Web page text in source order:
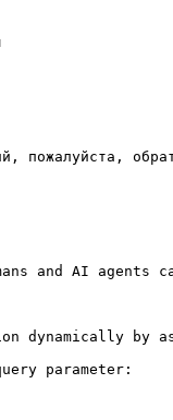
пожалуйста,
and AI agents
dynamically by
parameter: